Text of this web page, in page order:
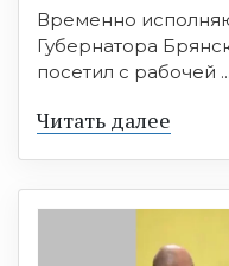
Временно
Губернатора
посетил с рабочей ...
Читать далее